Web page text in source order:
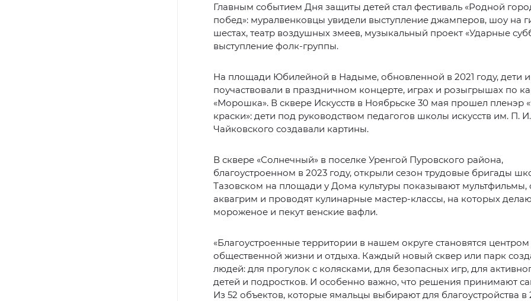
Главным событием Дня защиты детей стал фестиваль «Родной
побед»: муралвенковцы увидели выступление джамперов, шоу на
шестах, театр воздушных змеев, музыкальный проект «Ударные
выступление фолк-группы.
На площади Юбилейной в Надыме, обновленной в 2021 году, дети
поучаствовали в праздничном концерте, играх и розыгрышах по
«Морошка». В сквере Искусств в Ноябрьске 30 мая прошел пленэр
краски»: дети под руководством педагогов школы искусств им. П. И.
Чайковского создавали картины.
В сквере «Солнечный» в поселке Уренгой Пуровского района,
благоустроенном в 2023 году, открыли сезон трудовые бригады
Тазовском на площади у Дома культуры показывают мультфильмы,
аквагрим и проводят кулинарные мастер‑классы, на которых
мороженое и пекут венские вафли.
«Благоустроенные территории в нашем округе становятся центром
общественной жизни и отдыха. Каждый новый сквер или парк
людей: для прогулок с колясками, для безопасных игр, для
детей и подростков. И особенно важно, что решения принимают
Из 52 объектов, которые ямальцы выбирают для благоустройства в